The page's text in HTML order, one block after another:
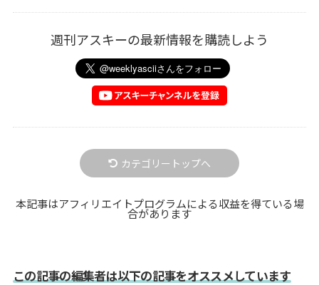
週刊アスキーの最新情報を購読しよう
カテゴリートップへ
本記事はアフィリエイトプログラムによる収益を得ている場
合があります
この記事の編集者は以下の記事をオススメしています